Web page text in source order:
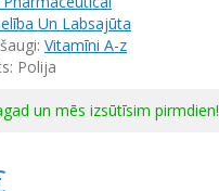
Un Labsajūta
Vitamīni A-z
Polija
un mēs izsūtīsim pirmdien!